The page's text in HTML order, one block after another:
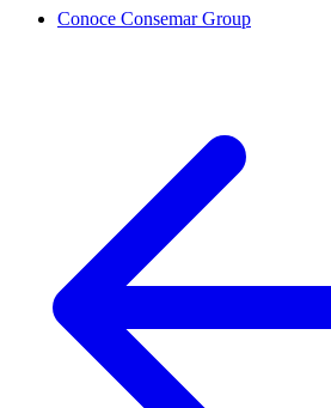
Conoce Consemar Group